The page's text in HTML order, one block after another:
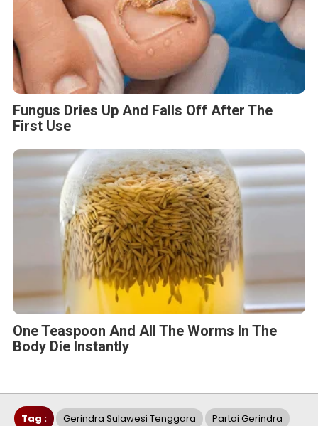
Fungus Dries Up And Falls Off After The
First Use
One Teaspoon And All The Worms In The
Body Die Instantly
Tag : Gerindra Sulawesi Tenggara Partai Gerindra